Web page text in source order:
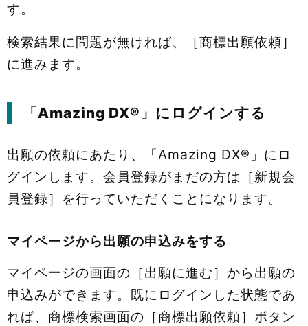
す。
検索結果に問題が無ければ、［商標出願依頼］
に進みます。
「Amazing DX®」にログインする
出願の依頼にあたり、「Amazing DX®」にロ
グインします。会員登録がまだの方は［新規会
員登録］を行っていただくことになります。
マイページから出願の申込みをする
マイページの画面の［出願に進む］から出願の
申込みができます。既にログインした状態であ
れば、商標検索画面の［商標出願依頼］ボタン